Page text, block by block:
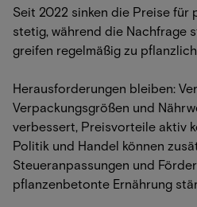
Seit 2022 sinken die Preise für
stetig, während die Nachfrage
greifen regelmäßig zu
Herausforderungen bleiben:
Verpackungsgrößen und
verbessert, Preisvorteile aktiv
Politik und Handel können
Steueranpassungen und
pflanzenbetonte Ernährung